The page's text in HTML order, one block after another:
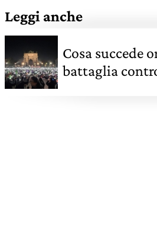
Leggi anche
Cosa succede
battaglia